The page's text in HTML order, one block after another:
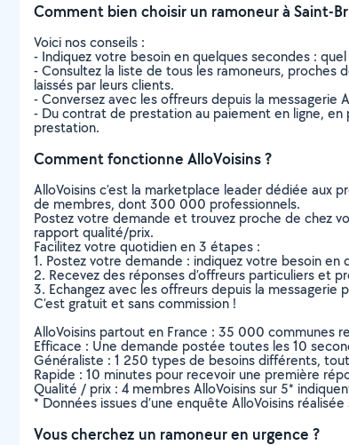
Comment bien choisir un ramoneur à Saint-
Voici nos conseils :
- Indiquez votre besoin en quelques secondes :
- Consultez la liste de tous les ramoneurs, proches
laissés par leurs clients.
- Conversez avec les offreurs depuis la messagerie
- Du contrat de prestation au paiement en ligne, en
prestation.
Comment fonctionne AlloVoisins ?
AlloVoisins c’est la marketplace leader dédiée aux
de membres, dont 300 000 professionnels.
Postez votre demande et trouvez proche de chez
rapport qualité/prix.
Facilitez votre quotidien en 3 étapes :
1. Postez votre demande : indiquez votre besoin en
2. Recevez des réponses d’offreurs particuliers et
3. Echangez avec les offreurs depuis la
C’est gratuit et sans commission !
AlloVoisins partout en France : 35 000 communes
Efficace : Une demande postée toutes les 10
Généraliste : 1 250 types de besoins différents,
Rapide : 10 minutes pour recevoir une première
Qualité / prix : 4 membres AlloVoisins sur 5*
* Données issues d’une enquête AlloVoisins
Vous cherchez un ramoneur en urgence ?